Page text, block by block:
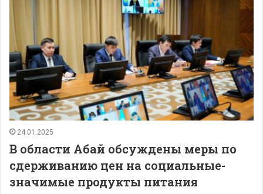
24.01.2025
В области Абай обсуждены меры по
сдерживанию цен на социальные-
значимые продукты питания